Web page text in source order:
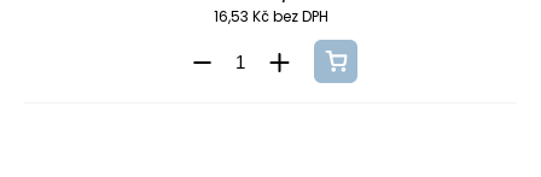
16,53 Kč bez DPH